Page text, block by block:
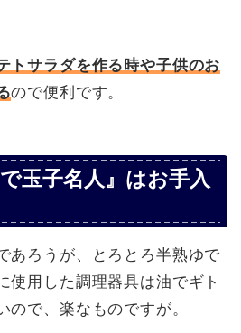
トサラダを作る時や子供のお
ので便利です。
玉子名人』はお手入
あろうが、とろとろ半熟ゆで
使用した調理器具は油でギト
ので、楽なものですが。